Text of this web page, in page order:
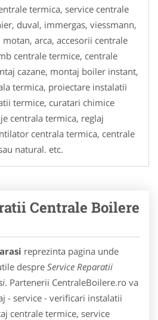
termica, service centrale
duval, immergas, viessmann,
arca, accesorii centrale
centrale termice, centrale
cazane, montaj boiler instant,
termica, proiectare instalatii
termice, curatari chimice
centrala termica, reglaj
centrala termica, centrale
natural. etc.
Centrale Boilere
reprezinta pagina unde
despre Service Reparatii
. Partenerii CentraleBoilere.ro va
- service - verificari instalatii
centrale termice, service